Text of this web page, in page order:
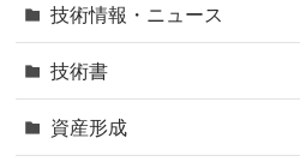
技術情報・ニュース
技術書
資産形成